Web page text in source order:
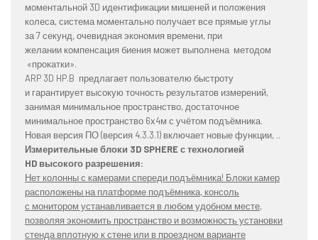
моментальной 3D идентификации мишеней и положения
колеса, система моментально получает все прямые углы
за 7 секунд, очевидная экономия времени, при
желании компенсация биения может выполнена методом
«прокатки».
ARP 3D HP.B предлагает пользователю быстроту
и гарантирует высокую точность результатов измерений,
занимая минимальное пространство, достаточное
минимальное пространство 6х4м с учётом подъёмника.
Новая версия ПО (версия 4.3.3.1) включает новые функции, ..
Измерительные блоки 3D SPHERE с технологией
HD высокого разрешения:
Нет колонны с камерами спереди подъёмника! Блоки камер
расположены на платформе подъёмника, консоль
с монитором устанавливается в любом удобном месте,
позволяя экономить пространство и возможность установки
стенда вплотную к стене или в проездном варианте